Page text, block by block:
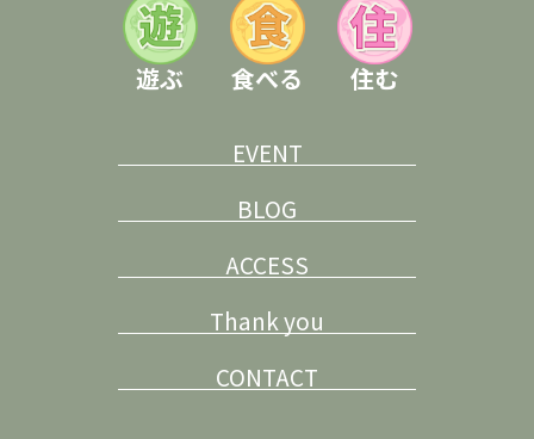
遊ぶ 食べる 住む
EVENT
BLOG
ACCESS
Thank you
CONTACT